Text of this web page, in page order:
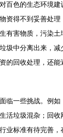
百色的生态环境
资得不到妥善处
有害物质，污染
圾中分离出来，
的回收处理，还
临一些挑战。例
活垃圾混杂；回
业标准有待完善